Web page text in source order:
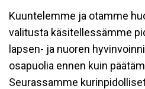
Kuuntelemme ja otamme
valitusta käsitellessämme
lapsen- ja nuoren
osapuolia ennen kuin
Seurassamme